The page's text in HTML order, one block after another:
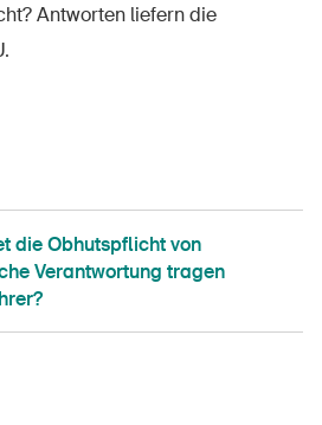
Antworten liefern die
die Obhutspflicht von
Verantwortung tragen